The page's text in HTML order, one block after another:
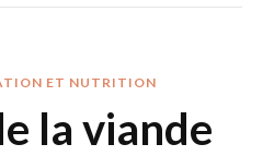
ET NUTRITION
la viande